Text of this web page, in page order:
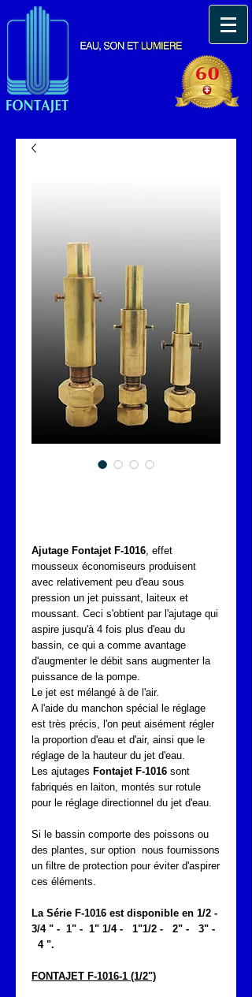
Ajutage Fontajet F-1016, effet
mousseux économiseurs produisent
avec relativement peu d'eau sous
pression un jet puissant, laiteux et
moussant. Ceci s'obtient par l'ajutage qui
aspire jusqu'à 4 fois plus d'eau du
bassin, ce qui a comme avantage
d'augmenter le débit sans augmenter la
puissance de la pompe.
Le jet est mélangé à de l'air.
A l'aide du manchon spécial le réglage
est très précis, l'on peut aisément régler
la proportion d'eau et d'air, ainsi que le
réglage de la hauteur du jet d'eau.
Les ajutages Fontajet F-1016 sont
fabriqués en laiton, montés sur rotule
pour le réglage directionnel du jet d'eau.
Si le bassin comporte des poissons ou
des plantes, sur option nous fournissons
un filtre de protection pour éviter d'aspirer
ces éléments.
La Série F-1016 est disponible en 1/2 -
3/4 " - 1" - 1" 1/4 - 1"1/2 - 2" - 3" -
4 ".
FONTAJET F-1016-1 (1/2")